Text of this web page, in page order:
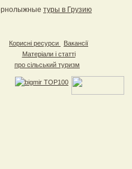
туры в Грузию
Корисні ресурси
Вакансії
Матеріали і статті
про сільський туризм